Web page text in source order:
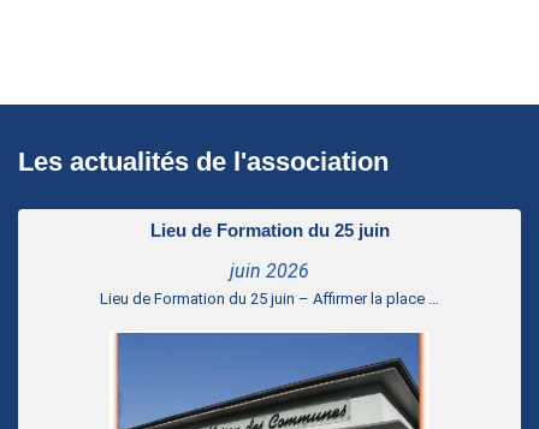
Les actualités de l'association
Lieu de Formation du 25 juin
juin 2026
Lieu de Formation du 25 juin – Affirmer la place …